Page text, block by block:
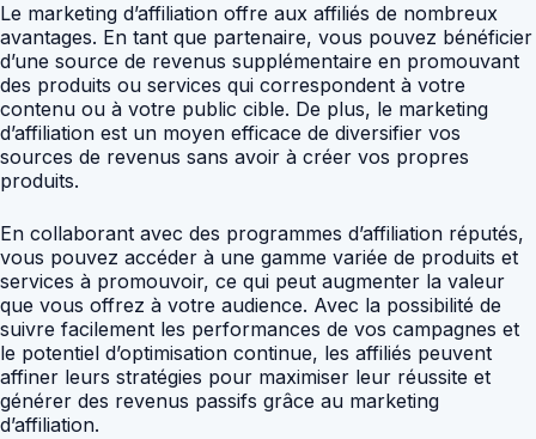
Le marketing d’affiliation offre aux affiliés de nombreux
avantages. En tant que partenaire, vous pouvez bénéficier
d’une source de revenus supplémentaire en promouvant
des produits ou services qui correspondent à votre
contenu ou à votre public cible. De plus, le marketing
d’affiliation est un moyen efficace de diversifier vos
sources de revenus sans avoir à créer vos propres
produits.
En collaborant avec des programmes d’affiliation réputés,
vous pouvez accéder à une gamme variée de produits et
services à promouvoir, ce qui peut augmenter la valeur
que vous offrez à votre audience. Avec la possibilité de
suivre facilement les performances de vos campagnes et
le potentiel d’optimisation continue, les affiliés peuvent
affiner leurs stratégies pour maximiser leur réussite et
générer des revenus passifs grâce au marketing
d’affiliation.